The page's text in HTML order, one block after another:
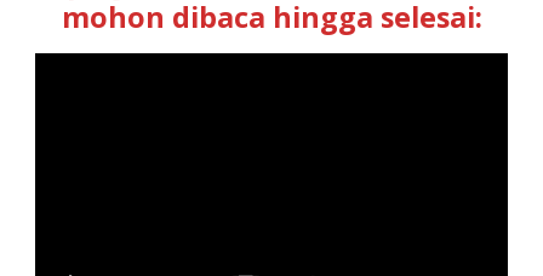
mohon dibaca hingga selesai: